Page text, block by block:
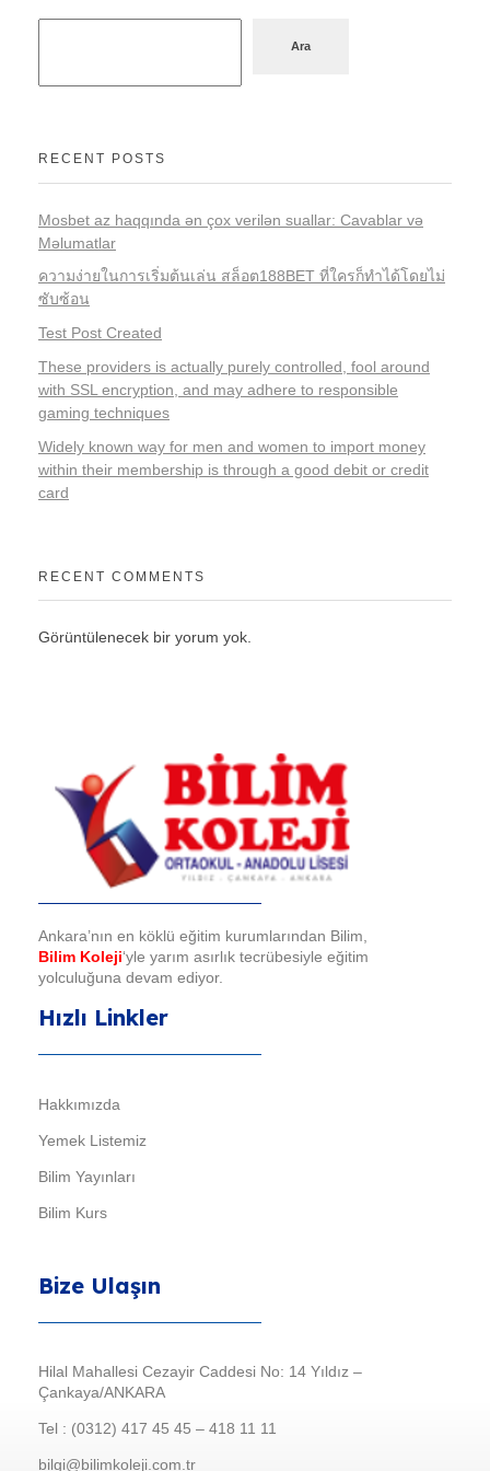
Ara
RECENT POSTS
Mosbet az haqqında ən çox verilən suallar: Cavablar və
Məlumatlar
ความง่ายในการเริ่มต้นเล่น สล็อต188BET ที่ใครก็ทำได้โดยไม่
ซับซ้อน
Test Post Created
These providers is actually purely controlled, fool around
with SSL encryption, and may adhere to responsible
gaming techniques
Widely known way for men and women to import money
within their membership is through a good debit or credit
card
RECENT COMMENTS
Görüntülenecek bir yorum yok.
Bilim Koleji
Ankara’nın en köklü eğitim kurumlarından Bilim,
Bilim Koleji‘yle yarım asırlık tecrübesiyle eğitim
yolculuğuna devam ediyor.
Hızlı Linkler
Hakkımızda
Yemek Listemiz
Bilim Yayınları
Bilim Kurs
Bize Ulaşın
Hilal Mahallesi Cezayir Caddesi No: 14 Yıldız –
Çankaya/ANKARA
Tel : (0312) 417 45 45 – 418 11 11
bilgi@bilimkoleji.com.tr